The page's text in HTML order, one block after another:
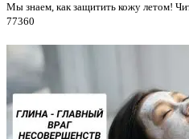
Мы знаем, как защитить кожу летом!
77360